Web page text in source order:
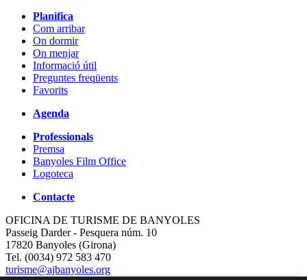
Planifica
Com arribar
On dormir
On menjar
Informació útil
Preguntes freqüents
Favorits
Agenda
Professionals
Premsa
Banyoles Film Office
Logoteca
Contacte
OFICINA DE TURISME DE BANYOLES
Passeig Darder - Pesquera núm. 10
17820 Banyoles (Girona)
Tel. (0034) 972 583 470
turisme@ajbanyoles.org